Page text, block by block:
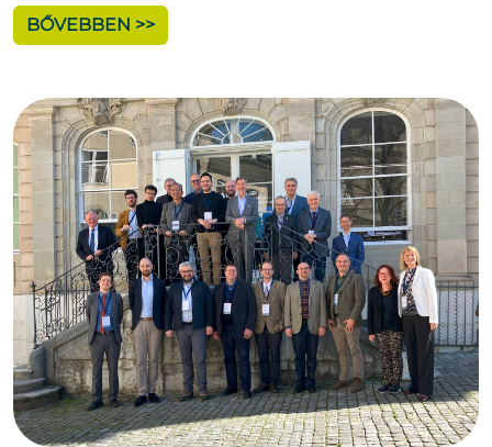
BŐVEBBEN >>